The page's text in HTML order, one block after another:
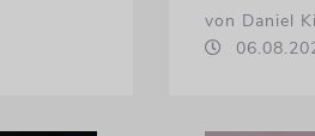
von Daniel